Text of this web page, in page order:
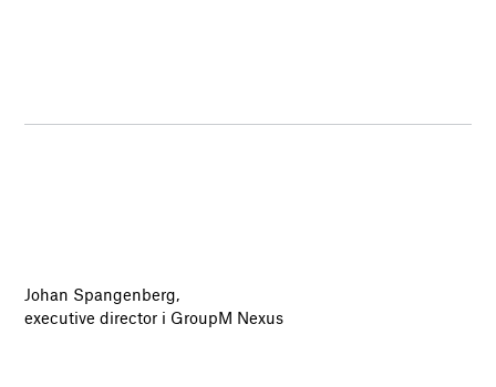
Johan Spangenberg,
executive director i GroupM Nexus